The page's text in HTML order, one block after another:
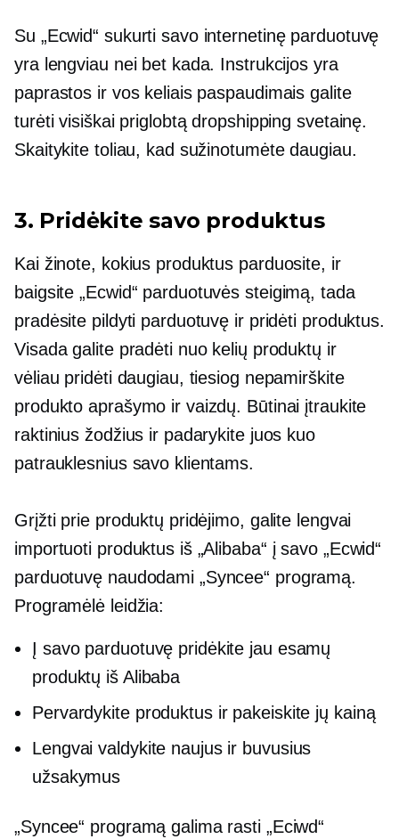
Su „Ecwid“ sukurti savo internetinę parduotuvę
yra lengviau nei bet kada. Instrukcijos yra
paprastos ir vos keliais paspaudimais galite
turėti visiškai priglobtą dropshipping svetainę.
Skaitykite toliau, kad sužinotumėte daugiau.
3. Pridėkite savo produktus
Kai žinote, kokius produktus parduosite, ir
baigsite „Ecwid“ parduotuvės steigimą, tada
pradėsite pildyti parduotuvę ir pridėti produktus.
Visada galite pradėti nuo kelių produktų ir
vėliau pridėti daugiau, tiesiog nepamirškite
produkto aprašymo ir vaizdų. Būtinai įtraukite
raktinius žodžius ir padarykite juos kuo
patrauklesnius savo klientams.
Grįžti prie produktų pridėjimo, galite lengvai
importuoti produktus iš „Alibaba“ į savo „Ecwid“
parduotuvę naudodami „Syncee“ programą.
Programėlė leidžia:
Į savo parduotuvę pridėkite jau esamų
produktų iš Alibaba
Pervardykite produktus ir pakeiskite jų kainą
Lengvai valdykite naujus ir buvusius
užsakymus
„Syncee“ programą galima rasti „Eciwd“